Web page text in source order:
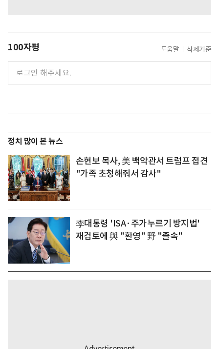
100자평 도움말 삭제기준
정치 많이 본 뉴스
손현보 목사, 美 백악관서 트럼프 접견
"가족 초청해줘서 감사"
李대통령 'ISA·주가누르기 방지법'
재검토에 與 "환영" 野 "졸속"